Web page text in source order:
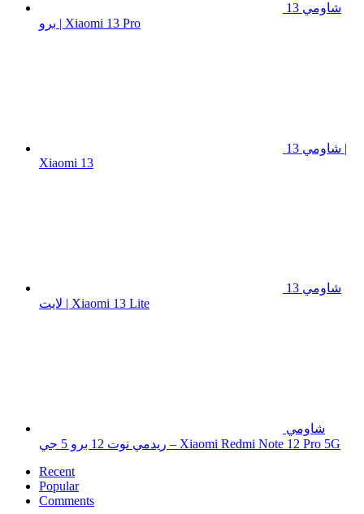
شاومي 13
برو | Xiaomi 13 Pro
شاومي 13 |
Xiaomi 13
شاومي 13
لايت | Xiaomi 13 Lite
شاومي
ريدمي نوت 12 برو 5 جي – Xiaomi Redmi Note 12 Pro 5G
Recent
Popular
Comments